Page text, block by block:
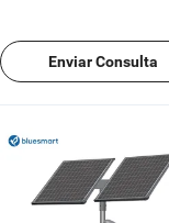
Enviar Consulta